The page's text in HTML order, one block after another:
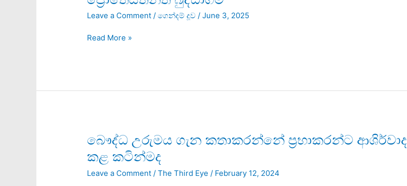
Leave a Comment /ගෙන්දම් දූව /June 3, 2025
බුද්ධාගම
Read More »
බෞද්ධ උරුමය ගැන කතාකරන්නේ ප‍්‍රභාකරන්ට ආශිර්වාද
කළ කටින්මද
Leave a Comment /The Third Eye / February 12, 2024
බෞද්ධ
ගැන
කතාකරන්නේ